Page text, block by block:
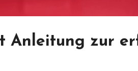
Anleitung zur